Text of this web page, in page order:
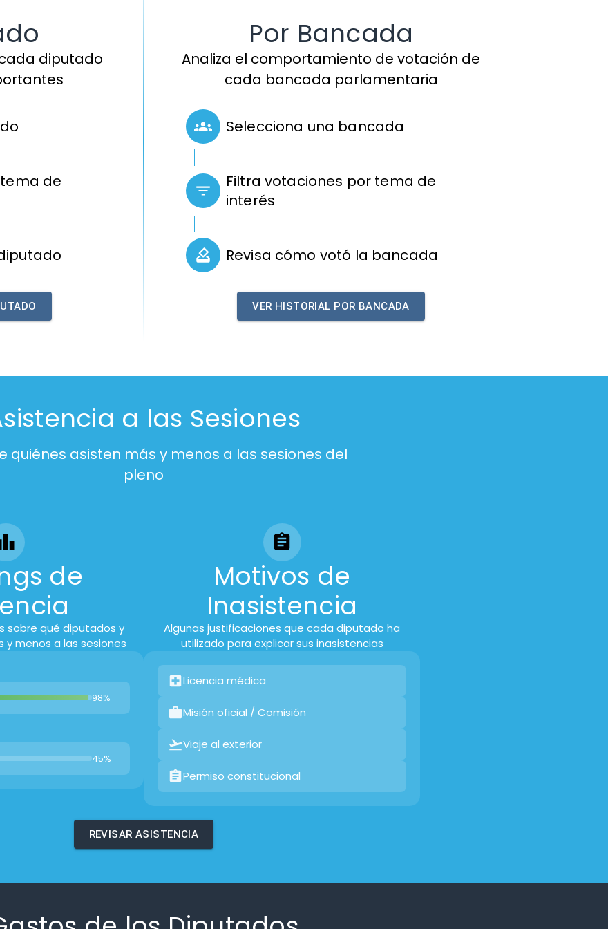
diputado
de
Por Bancada
Analiza el comportamiento de votación de
cada bancada parlamentaria
Selecciona una bancada
Filtra votaciones por tema de
interés
Revisa cómo votó la bancada
VER HISTORIAL POR BANCADA
a las Sesiones
quiénes asisten más y menos a las sesiones del
pleno
de
sobre qué diputados y
menos a las sesiones
98%
45%
Motivos de
Inasistencia
Algunas justificaciones que cada diputado ha
utilizado para explicar sus inasistencias
Licencia médica
Misión oficial / Comisión
Viaje al exterior
Permiso constitucional
REVISAR ASISTENCIA